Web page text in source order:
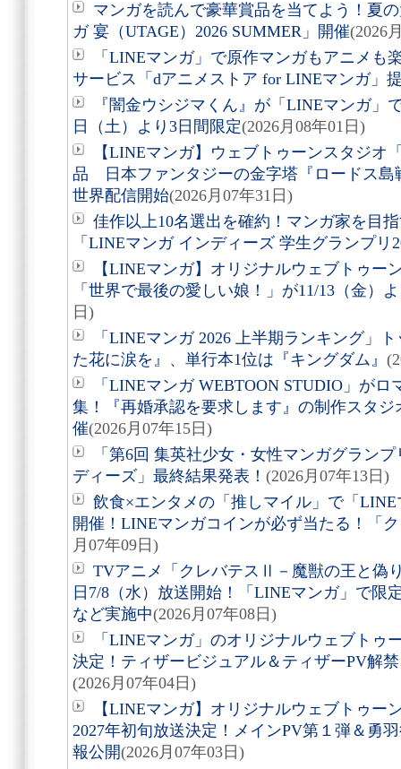
マンガを読んで豪華賞品を当てよう！夏
ガ 宴（UTAGE）2026 SUMMER」開催(2026
「LINEマンガ」で原作マンガもアニメも
サービス「dアニメストア for LINEマンガ」
『闇金ウシジマくん』が「LINEマンガ」
日（土）より3日間限定(2026月08年01日)
【LINEマンガ】ウェブトゥーンスタジオ
品 日本ファンタジーの金字塔『ロードス島
世界配信開始(2026月07年31日)
佳作以上10名選出を確約！マンガ家を目
「LINEマンガ インディーズ 学生グランプリ
【LINEマンガ】オリジナルウェブトゥー
「世界で最後の愛しい娘！」が11/13（金）
日)
「LINEマンガ 2026 上半期ランキング」
た花に涙を』、単行本1位は『キングダム』
「LINEマンガ WEBTOON STUDIO」が
集！『再婚承認を要求します』の制作スタ
催(2026月07年15日)
「第6回 集英社少女・女性マンガグラン
ディーズ」最終結果発表！ (2026月07年13日)
飲食×エンタメの「推しマイル」で「
開催！LINEマンガコインが必ず当たる！「
月07年09日)
TVアニメ「クレバテスⅡ－魔獣の王と偽
日7/8（水）放送開始！「LINEマンガ」で限
など実施中(2026月07年08日)
「LINEマンガ」のオリジナルウェブトゥ
決定！ティザービジュアル＆ティザーPV解
(2026月07年04日)
【LINEマンガ】オリジナルウェブトゥー
2027年初旬放送決定！メインPV第１弾＆勇
報公開(2026月07年03日)